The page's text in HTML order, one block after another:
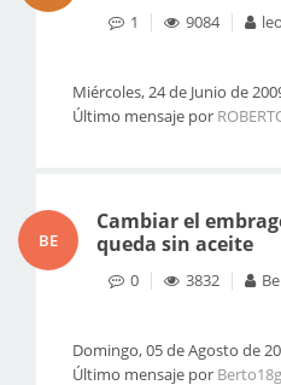
1 9084
Miércoles, 24 de Junio de
Último mensaje por
BE
Cambiar el
queda sin aceite
0 3832
Domingo, 05 de Agosto de
Último mensaje por